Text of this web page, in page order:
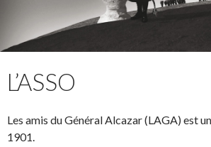
L’ASSO
Les amis du Général Alcazar (LAGA) est
1901.